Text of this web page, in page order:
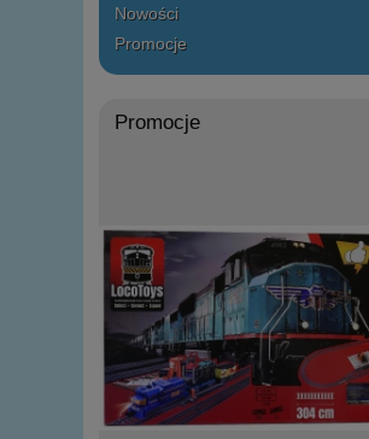
Nowości
Promocje
Promocje